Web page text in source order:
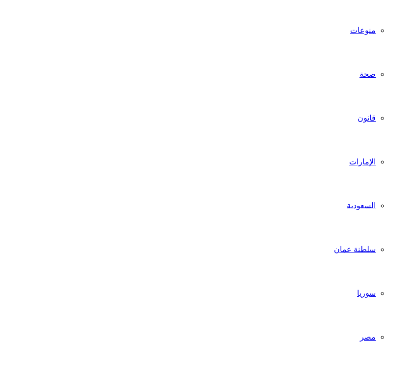
منوعات
صحة
قانون
الإمارات
السعودية
سلطنة عمان
سوريا
مصر